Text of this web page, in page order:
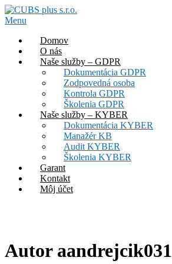
Prejsť
na
Menu
Domov
O nás
Naše služby – GDPR
Dokumentácia GDPR
Zodpovedná osoba
Kontrola GDPR
Školenia GDPR
Naše služby – KYBER
Dokumentácia KYBER
Manažér KB
Audit KYBER
Školenia KYBER
Garant
Kontakt
Môj účet
Autor aandrejcik031